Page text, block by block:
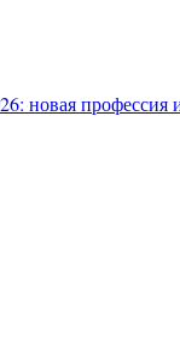
новая профессия